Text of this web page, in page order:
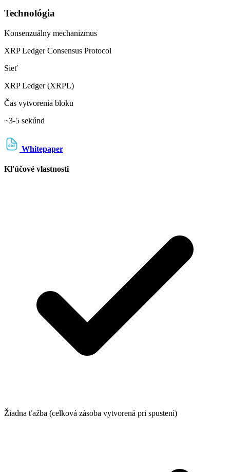
Technológia
Konsenzuálny mechanizmus
XRP Ledger Consensus Protocol
Sieť
XRP Ledger (XRPL)
Čas vytvorenia bloku
~3-5 sekúnd
Whitepaper
Kľúčové vlastnosti
Žiadna ťažba (celková zásoba vytvorená pri spustení)